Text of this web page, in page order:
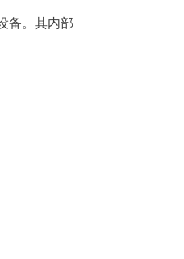
备。其内部